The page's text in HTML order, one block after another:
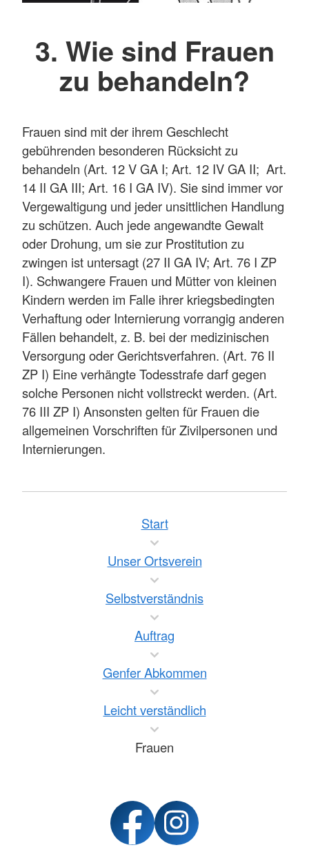
3. Wie sind Frauen
zu behandeln?
Frauen sind mit der ihrem Geschlecht
gebührenden besonderen Rücksicht zu
behandeln (Art. 12 V GA I; Art. 12 IV GA II; Art.
14 II GA III; Art. 16 I GA IV). Sie sind immer vor
Vergewaltigung und jeder unsittlichen Handlung
zu schützen. Auch jede angewandte Gewalt
oder Drohung, um sie zur Prostitution zu
zwingen ist untersagt (27 II GA IV; Art. 76 I ZP
I). Schwangere Frauen und Mütter von kleinen
Kindern werden im Falle ihrer kriegsbedingten
Verhaftung oder Internierung vorrangig anderen
Fällen behandelt, z. B. bei der medizinischen
Versorgung oder Gerichtsverfahren. (Art. 76 II
ZP I) Eine verhängte Todesstrafe darf gegen
solche Personen nicht vollstreckt werden. (Art.
76 III ZP I) Ansonsten gelten für Frauen die
allgemeinen Vorschriften für Zivilpersonen und
Internierungen.
Start
Unser Ortsverein
Selbstverständnis
Auftrag
Genfer Abkommen
Leicht verständlich
Frauen